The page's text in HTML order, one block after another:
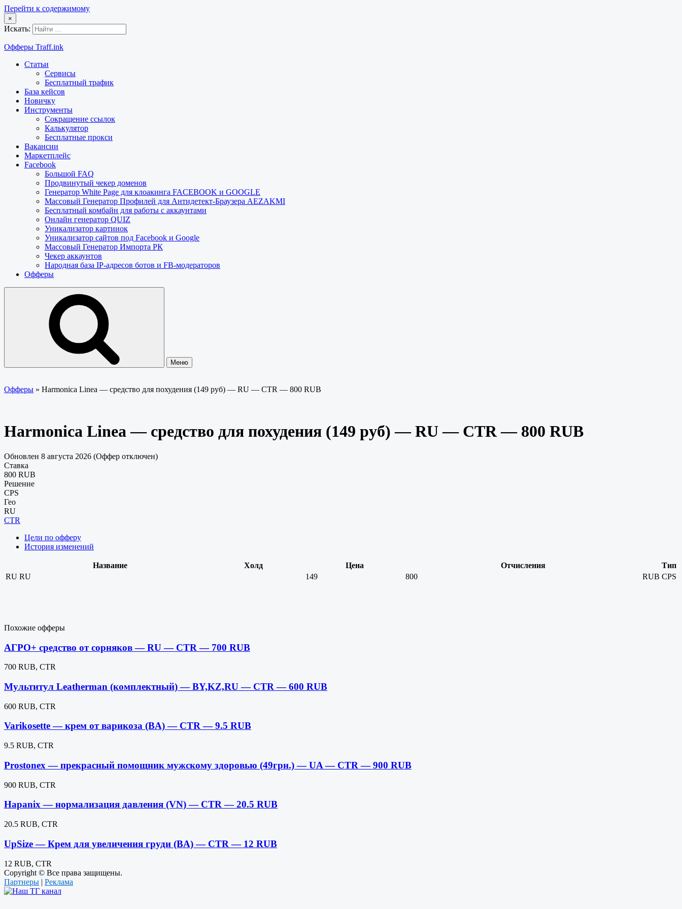
Перейти к содержимому
×
Искать:
Офферы Traff.ink
Статьи
Сервисы
Бесплатный трафик
База кейсов
Новичку
Инструменты
Сокращение ссылок
Калькулятор
Бесплатные прокси
Вакансии
Маркетплейс
Facebook
Большой FAQ
Продвинутый чекер доменов
Генератор White Page для клоакинга FACEBOOK и GOOGLE
Массовый Генератор Профилей для Антидетект-Браузера AEZAKMI
Бесплатный комбайн для работы с аккаунтами
Онлайн генератор QUIZ
Уникализатор картинок
Уникализатор сайтов под Facebook и Google
Массовый Генератор Импорта РК
Чекер аккаунтов
Народная база IP-адресов ботов и FB-модераторов
Офферы
Меню
Офферы » Harmonica Linea — средство для похудения (149 руб) — RU — CTR — 800 RUB
Harmonica Linea — средство для похудения (149 руб) — RU — CTR — 800 RUB
Обновлен 8 августа 2026 (Оффер отключен)
Ставка
800 RUB
Решение
CPS
Гео
RU
CTR
Цели по офферу
История изменений
Название Холд Цена Отчисления
Тип
RU RU 149 800 RUB CPS
Похожие офферы
АГРО+ средство от сорняков — RU — CTR — 700 RUB
700 RUB, CTR
Мультитул Leatherman (комплектный) — BY,KZ,RU — CTR — 600 RUB
600 RUB, CTR
Varikosette — крем от варикоза (BA) — CTR — 9.5 RUB
9.5 RUB, CTR
Prostonex — прекрасный помощник мужскому здоровью (49грн.) — UA — CTR — 900 RUB
900 RUB, CTR
Hapanix — нормализация давления (VN) — CTR — 20.5 RUB
20.5 RUB, CTR
UpSize — Крем для увеличения груди (BA) — CTR — 12 RUB
12 RUB, CTR
Copyright © Все права защищены.
Партнеры | Реклама